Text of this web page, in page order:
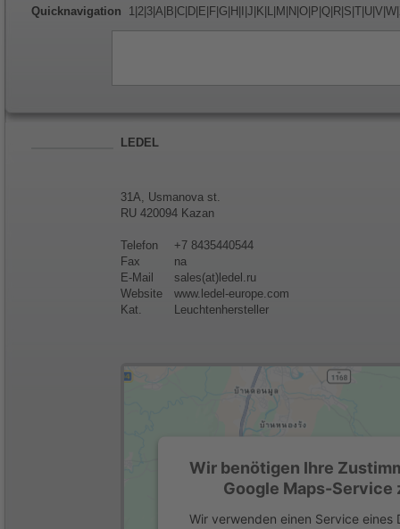
Quicknavigation 1 2 3 A B C D E F G H J K L M N O P Q R S T U V W
LEDEL
31A, Usmanova st.
RU 420094 Kazan
Telefon
+7 8435440544
Fax
na
E-Mail
sales(at)ledel.ru
Website
www.ledel-europe.com
Kat.
Leuchtenhersteller
Wir benötigen Ihre
Google Maps-Service
Wir verwenden einen Service eines